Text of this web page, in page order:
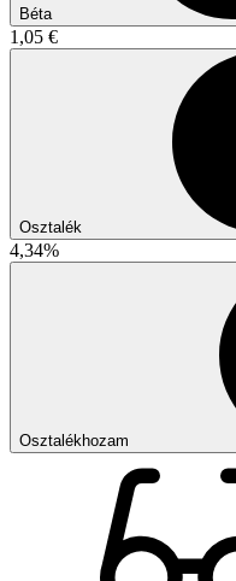
Béta
1,05 €
Osztalék
4,34%
Osztalékhozam